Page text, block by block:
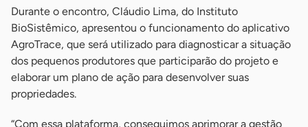
Durante o encontro, Cláudio Lima, do Instituto
BioSistêmico, apresentou o funcionamento do aplicativo
AgroTrace, que será utilizado para diagnosticar a situação
dos pequenos produtores que participarão do projeto e
elaborar um plano de ação para desenvolver suas
propriedades.
“Com essa plataforma, conseguimos aprimorar a gestão